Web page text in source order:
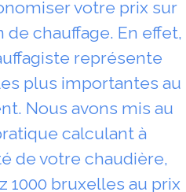
votre prix sur
chauffage. En effet,
représente
plus importantes au
Nous avons mis au
calculant à
de votre chaudière,
1000 bruxelles au prix